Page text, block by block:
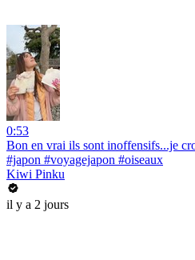
0:53
Bon en vrai ils sont inoffensifs...je
#japon #voyagejapon #oiseaux
Kiwi Pinku
il y a 2 jours